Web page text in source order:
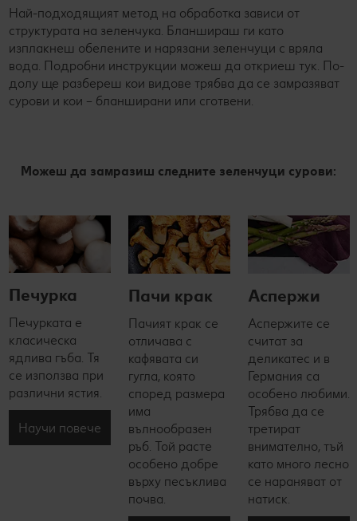
Най-подходящият метод на обработка зависи от
структурата на зеленчука. Бланшираш ги като
изплакнеш обелените и нарязани зеленчуци с вряла
вода. Подробни инструкции можеш да откриеш тук. По-
долу ще разбереш кои видове трябва да се замразяват
сурови и кои – бланширани или сготвени.
Можеш да замразиш следните зеленчуци сурови:
Печурка
Печурката е
класическа
ядлива гъба. Тя
се използва при
различни ястия.
Научи повече
Пачи крак
Пачият крак се
отличава с
кафявата си
гугла, която
според размера
има
вълнообразен
ръб. Той расте
особено добре
върху песъклива
почва.
Аспержи
Аспержите се
считат за
деликатес и в
Германия са
особено любими.
Трябва да се
третират
внимателно, тъй
като много лесно
се нараняват от
натиск.